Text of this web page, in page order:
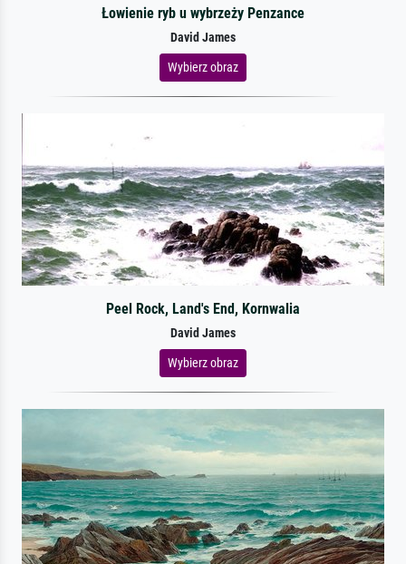
Łowienie ryb u wybrzeży Penzance
David James
Wybierz obraz
Peel Rock, Land's End, Kornwalia
David James
Wybierz obraz